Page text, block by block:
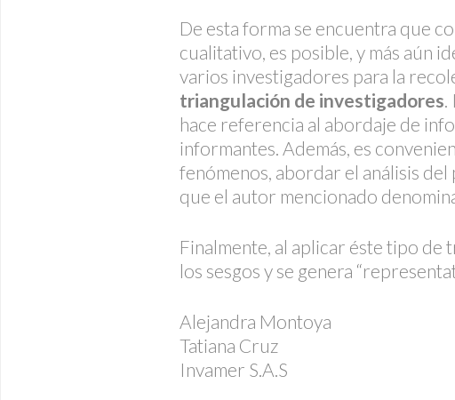
De esta forma se encuentra que
cualitativo, es posible, y más aún
varios investigadores para la
triangulación de investigadores.
hace referencia al abordaje de
informantes. Además, es
fenómenos, abordar el análisis
que el autor mencionado
Finalmente, al aplicar éste tipo de
los sesgos y se genera
Alejandra Montoya
Tatiana Cruz
Invamer S.A.S